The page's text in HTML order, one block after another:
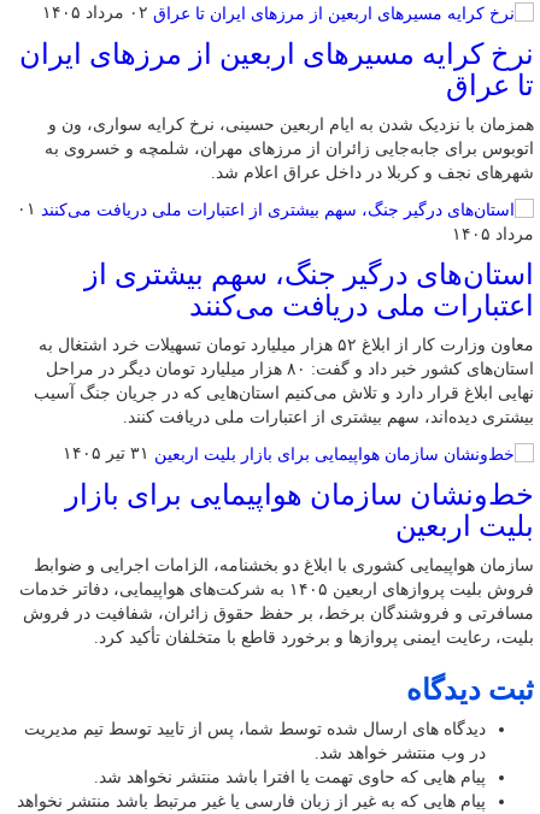
۰۲ مرداد ۱۴۰۵
نرخ کرایه مسیرهای اربعین از مرزهای ایران
تا عراق
همزمان با نزدیک شدن به ایام اربعین حسینی، نرخ کرایه سواری، ون و
اتوبوس برای جابه‌جایی زائران از مرزهای مهران، شلمچه و خسروی به
شهرهای نجف و کربلا در داخل عراق اعلام شد.
۰۱
مرداد ۱۴۰۵
استان‌های درگیر جنگ، سهم بیشتری از
اعتبارات ملی دریافت می‌کنند
معاون وزارت کار از ابلاغ ۵۲ هزار میلیارد تومان تسهیلات خرد اشتغال به
استان‌های کشور خبر داد و گفت: ۸۰ هزار میلیارد تومان دیگر در مراحل
نهایی ابلاغ قرار دارد و تلاش می‌کنیم استان‌هایی که در جریان جنگ آسیب
بیشتری دیده‌اند، سهم بیشتری از اعتبارات ملی دریافت کنند.
۳۱ تیر ۱۴۰۵
خط‌ونشان سازمان هواپیمایی برای بازار
بلیت اربعین
سازمان هواپیمایی کشوری با ابلاغ دو بخشنامه، الزامات اجرایی و ضوابط
فروش بلیت پروازهای اربعین ۱۴۰۵ به شرکت‌های هواپیمایی، دفاتر خدمات
مسافرتی و فروشندگان برخط، بر حفظ حقوق زائران، شفافیت در فروش
بلیت، رعایت ایمنی پروازها و برخورد قاطع با متخلفان تأکید کرد.
ثبت دیدگاه
دیدگاه های ارسال شده توسط شما، پس از تایید توسط تیم مدیریت
در وب منتشر خواهد شد.
پیام هایی که حاوی تهمت یا افترا باشد منتشر نخواهد شد.
پیام هایی که به غیر از زبان فارسی یا غیر مرتبط باشد منتشر نخواهد